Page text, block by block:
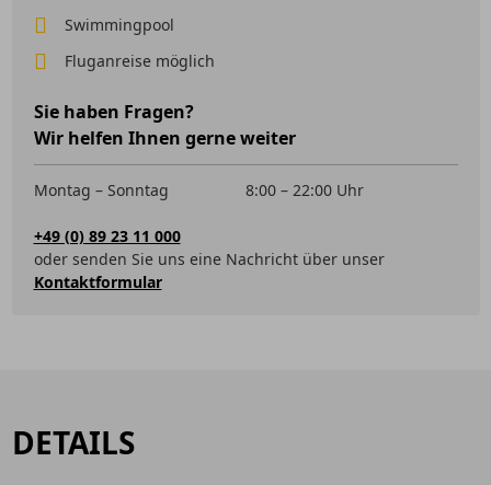
Swimmingpool
Fluganreise möglich
Sie haben Fragen?
Wir helfen Ihnen gerne weiter
Montag – Sonntag 8:00 – 22:00 Uhr
+49 (0) 89 23 11 000
oder senden Sie uns eine Nachricht über unser
Kontaktformular
DETAILS